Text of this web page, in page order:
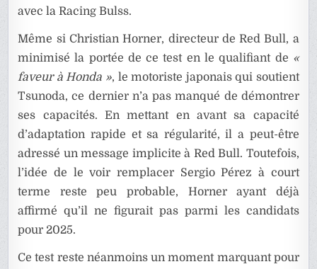
avec la Racing Bulss.
Même si Christian Horner, directeur de Red Bull, a
minimisé la portée de ce test en le qualifiant de «
faveur à Honda », le motoriste japonais qui soutient
Tsunoda, ce dernier n’a pas manqué de démontrer
ses capacités. En mettant en avant sa capacité
d’adaptation rapide et sa régularité, il a peut-être
adressé un message implicite à Red Bull. Toutefois,
l’idée de le voir remplacer Sergio Pérez à court
terme reste peu probable, Horner ayant déjà
affirmé qu’il ne figurait pas parmi les candidats
pour 2025.
Ce test reste néanmoins un moment marquant pour